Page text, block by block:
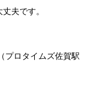
夫です。
プロタイムズ佐賀駅